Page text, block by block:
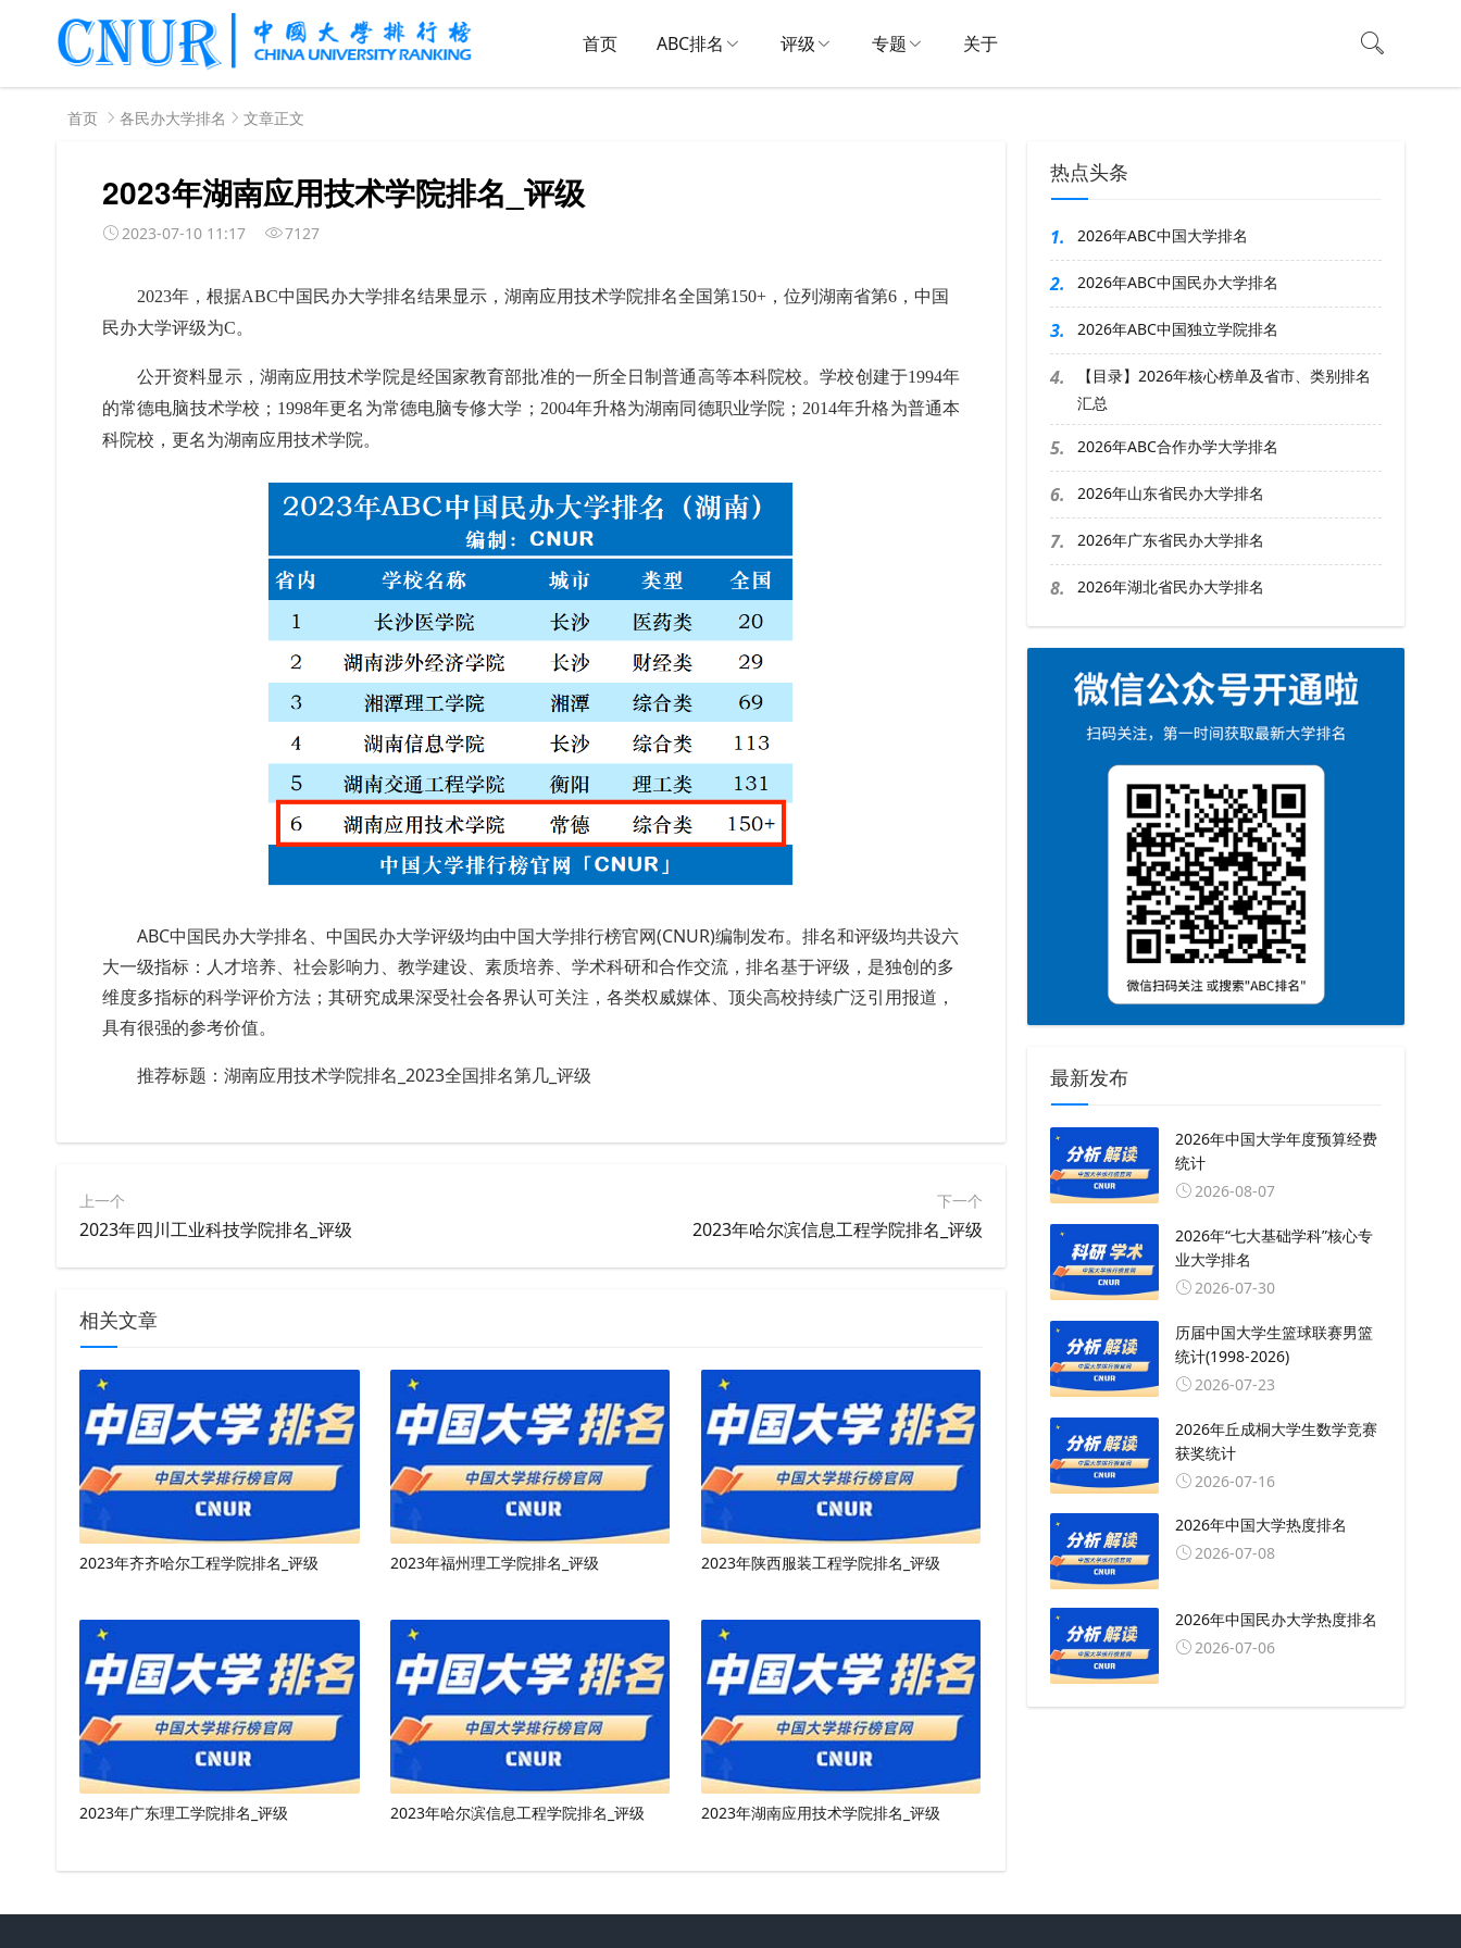
首页 ABC排名 评级 专题 关于
首页 各民办大学排名 文章正文
2023年湖南应用技术学院排名_评级
2023-07-10 11:17 7127
2023年，根据ABC中国民办大学排名结果显示，湖南应用技术学院排名全国第150+，位列湖南省第6，中国
民办大学评级为C。
公开资料显示，湖南应用技术学院是经国家教育部批准的一所全日制普通高等本科院校。学校创建于1994年
的常德电脑技术学校；1998年更名为常德电脑专修大学；2004年升格为湖南同德职业学院；2014年升格为普通本
科院校，更名为湖南应用技术学院。
ABC中国民办大学排名、中国民办大学评级均由中国大学排行榜官网(CNUR)编制发布。排名和评级均共设六
大一级指标：人才培养、社会影响力、教学建设、素质培养、学术科研和合作交流，排名基于评级，是独创的多
维度多指标的科学评价方法；其研究成果深受社会各界认可关注，各类权威媒体、顶尖高校持续广泛引用报道，
具有很强的参考价值。
推荐标题： 湖南应用技术学院排名 _2023全国排名第几_评级
上一个
2023年四川工业科技学院排名_评级
下一个
2023年哈尔滨信息工程学院排名_评级
相关文章
2023年齐齐哈尔工程学院排名_评级 2023年福州理工学院排名_评级 2023年陕西服装工程学院排名_评级
2023年广东理工学院排名_评级 2023年哈尔滨信息工程学院排名_评级 2023年湖南应用技术学院排名_评级
热点头条
1. 2026年ABC中国大学排名
2. 2026年ABC中国民办大学排名
3. 2026年ABC中国独立学院排名
4.
【目录】2026年核心榜单及省市、类别排名
汇总
5. 2026年ABC合作办学大学排名
6. 2026年山东省民办大学排名
7. 2026年广东省民办大学排名
8. 2026年湖北省民办大学排名
最新发布
2026年中国大学年度预算经费
统计
2026-08-07
2026年“七大基础学科”核心专
业大学排名
2026-07-30
历届中国大学生篮球联赛男篮
统计(1998-2026)
2026-07-23
2026年丘成桐大学生数学竞赛
获奖统计
2026-07-16
2026年中国大学热度排名
2026-07-08
2026年中国民办大学热度排名
2026-07-06